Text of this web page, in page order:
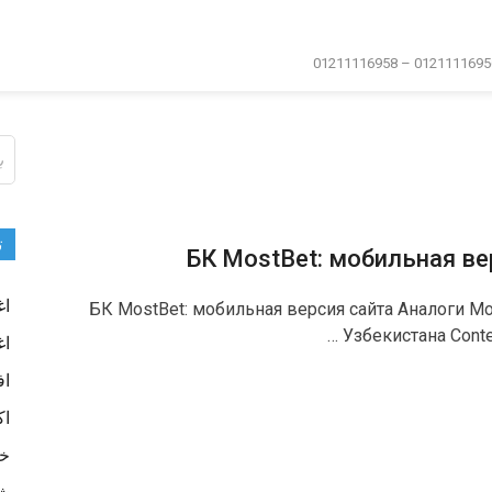
БК MostBet: мобильная
БК MostBet: мобильная версия сайта Аналоги
Узбекистана